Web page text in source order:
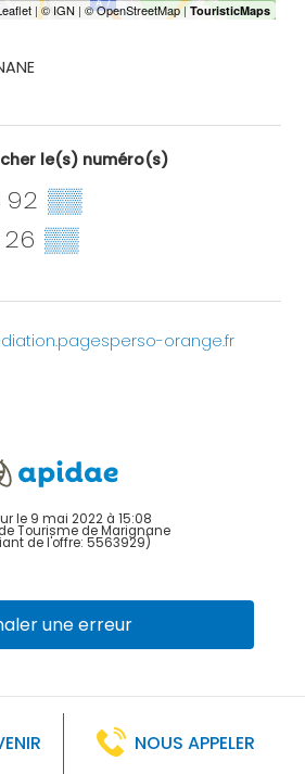
le(s) numéro(s)
92 ▒▒
▒▒
orange.fr
le 9 mai 2022 à 15:08
Tourisme de Marignane
de l'offre: 5563929)
une erreur
NOUS APPELER